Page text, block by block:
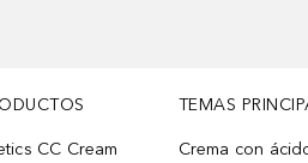
CC Cream
TEMAS
Crema con